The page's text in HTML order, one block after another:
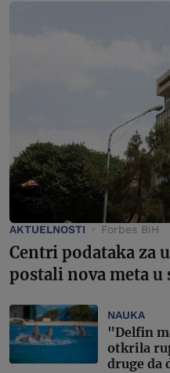
AKTUELNOSTI Forbes BiH
Centri podataka za
postali nova meta u
NAUKA
"Delfin
otkrila
druge da